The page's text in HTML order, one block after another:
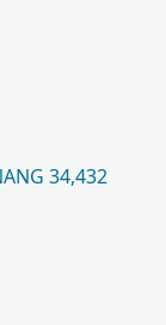
34,432